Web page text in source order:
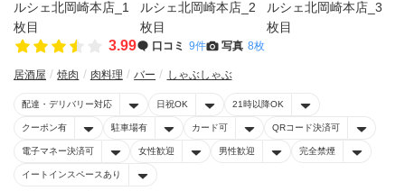
3.99 口コミ 9件 写真 8枚
居酒屋 焼肉 肉料理 バー しゃぶしゃぶ
配達・デリバリー対応 日祝OK 21時以降OK
クーポン有 駐車場有 カード可 QRコード決済可
電子マネー決済可 女性歓迎 男性歓迎 完全禁煙
イートインスペースあり